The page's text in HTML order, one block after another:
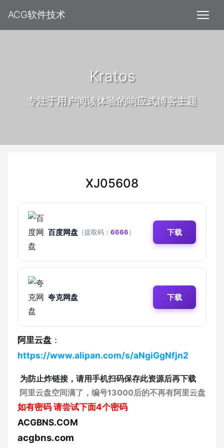
ACG软件技术
Kratos
专注于用户阅读体验的响应式博客主题
XJ05608
百度网盘 （提取码： 6666） 下载
夸克网盘 下载
阿里云盘 ：
https://www.alipan.com/s/aNgiGgNfjn2
为防止炸链接，请用手机扫码保存此资源后再下载
阿里云盘空间满了，编号13000后的不再有阿里云盘
如有密码请尝试下面4个密码
ACGBNS.COM
acgbns.com